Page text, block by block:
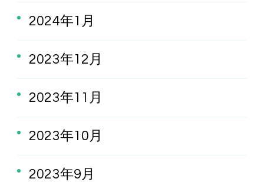
2024年1月
2023年12月
2023年11月
2023年10月
2023年9月